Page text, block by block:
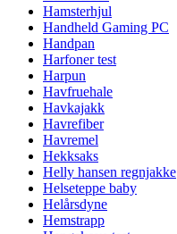
Hamsterhjul
Handheld Gaming PC
Handpan
Harfoner test
Harpun
Havfruehale
Havkajakk
Havrefiber
Havremel
Hekksaks
Helly hansen regnjakke
Helseteppe baby
Helårsdyne
Hemstrapp